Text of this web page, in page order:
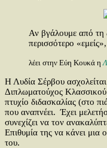
Αν βγάλουμε από τη
περισσότερο
λέει στην Εύη Κουκά η
Η Λυδία Σέρβου
Διπλωματούχος Κλασσικού
πτυχίο διδασκαλίας (στο
που αναπνέει. Έχει
συνεχίζει να τον
Επιθυμία της να κάνει μια
του.